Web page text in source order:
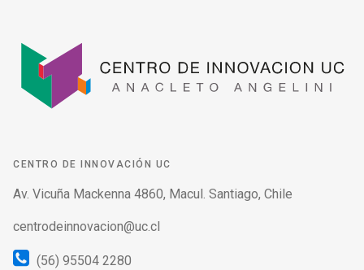
CENTRO DE INNOVACIÓN UC
Av. Vicuña Mackenna 4860, Macul. Santiago, Chile
centrodeinnovacion@uc.cl
(56) 95504 2280